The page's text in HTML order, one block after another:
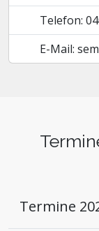
Telefon:
E-Mail:
Termine